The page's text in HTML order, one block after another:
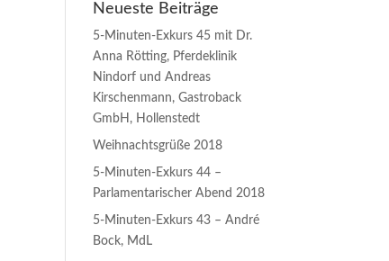
Neueste Beiträge
5-Minuten-Exkurs 45 mit Dr.
Anna Rötting, Pferdeklinik
Nindorf und Andreas
Kirschenmann, Gastroback
GmbH, Hollenstedt
Weihnachtsgrüße 2018
5-Minuten-Exkurs 44 –
Parlamentarischer Abend 2018
5-Minuten-Exkurs 43 – André
Bock, MdL